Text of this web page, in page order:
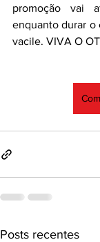
promoção vai
enquanto durar o
vacile. VIVA O
Posts recentes